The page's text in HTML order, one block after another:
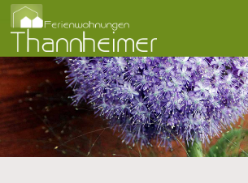
direkt zur Navigation
direkt zum Inhalt